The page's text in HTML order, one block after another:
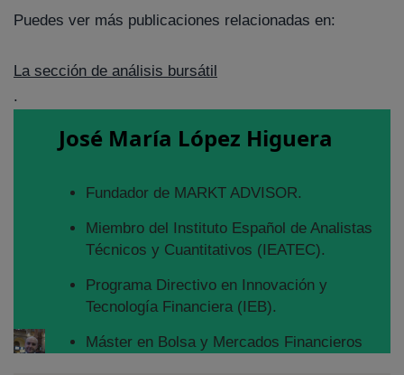
Puedes ver más publicaciones relacionadas en:
La sección de análisis bursátil
.
José María López Higuera
Fundador de MARKT ADVISOR.
Miembro del Instituto Español de Analistas
Técnicos y Cuantitativos (IEATEC).
Programa Directivo en Innovación y
Tecnología Financiera (IEB).
Máster en Bolsa y Mercados Financieros